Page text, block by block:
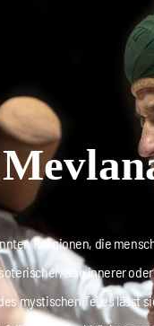
Religionen, die
also innerer
mystischen Teiles